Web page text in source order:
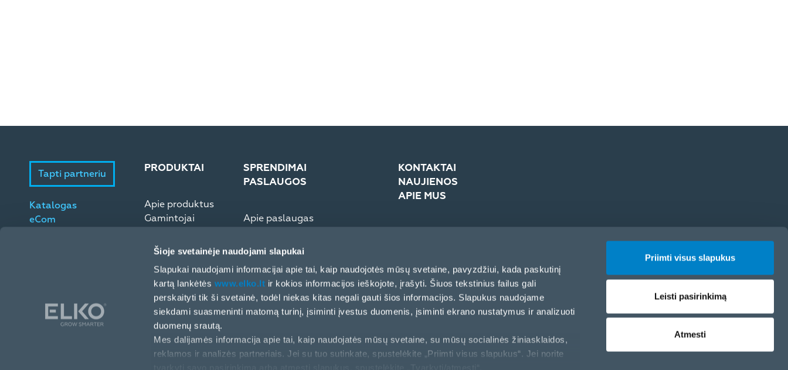
Šioje svetainėje naudojami slapukai
Slapukai naudojami informacijai apie tai, kaip naudojotės mūsų svetaine, pavyzdžiui, kada paskutinį
kartą lankėtės www.elko.lt ir kokios informacijos ieškojote, įrašyti. Šiuos tekstinius failus gali
perskaityti tik ši svetainė, todėl niekas kitas negali gauti šios informacijos. Slapukus naudojame
siekdami suasmeninti matomą turinį, įsiminti įvestus duomenis, įsiminti ekrano nustatymus ir analizuoti
duomenų srautą.
Mes dalijamės informacija apie tai, kaip naudojatės mūsų svetaine, su mūsų socialinės žiniasklaidos,
reklamos ir analizės partneriais. Jei su tuo sutinkate, spustelėkite „Priimti visus slapukus“. Jei norite
Priimti visus slapukus
Leisti pasirinkimą
Atmesti
Tapti partneriu
Katalogas
eCom
PRODUKTAI
Apie produktus
Gamintojai
SPRENDIMAI
PASLAUGOS
Apie paslaugas
KONTAKTAI
NAUJIENOS
APIE MUS
Europos pr. 32 (II a.), Kaunas, LT-46326, Lietuva